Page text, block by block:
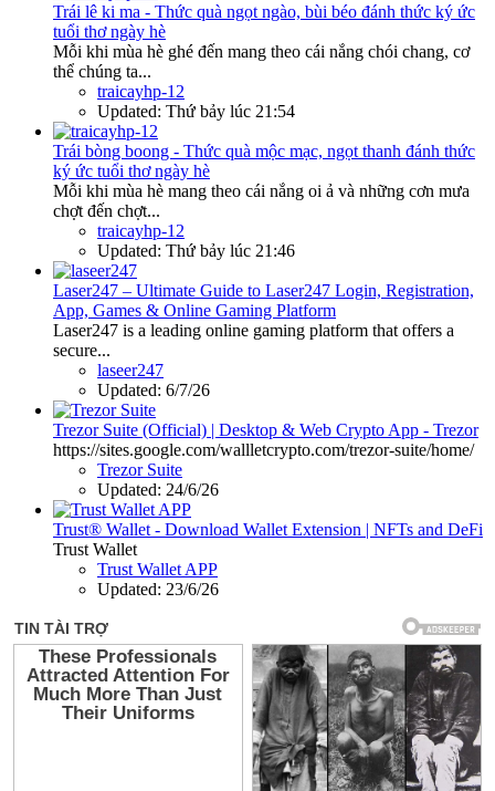
Trái lê ki ma - Thức quà ngọt ngào, bùi béo đánh thức ký ức
tuổi thơ ngày hè
Mỗi khi mùa hè ghé đến mang theo cái nắng chói chang, cơ
thể chúng ta...
traicayhp-12
Updated: Thứ bảy lúc 21:54
Trái bòng boong - Thức quà mộc mạc, ngọt thanh đánh thức
ký ức tuổi thơ ngày hè
Mỗi khi mùa hè mang theo cái nắng oi ả và những cơn mưa
chợt đến chợt...
traicayhp-12
Updated: Thứ bảy lúc 21:46
Laser247 – Ultimate Guide to Laser247 Login, Registration,
App, Games & Online Gaming Platform
Laser247 is a leading online gaming platform that offers a
secure...
laseer247
Updated: 6/7/26
Trezor Suite (Official) | Desktop & Web Crypto App - Trezor
https://sites.google.com/wallletcrypto.com/trezor-suite/home/
Trezor Suite
Updated: 24/6/26
Trust® Wallet - Download Wallet Extension | NFTs and DeFi
Trust Wallet
Trust Wallet APP
Updated: 23/6/26